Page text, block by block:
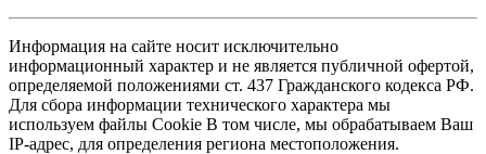
Информация на сайте носит исключительно
информационный характер и не является публичной офертой,
определяемой положениями ст. 437 Гражданского кодекса РФ.
Для сбора информации технического характера мы
используем файлы Cookie В том числе, мы обрабатываем Ваш
IP-адрес, для определения региона местоположения.